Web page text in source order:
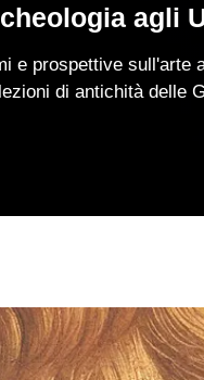
agli
e prospettive sull'arte
di antichità delle